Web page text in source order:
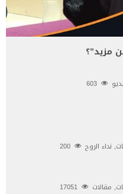
مزيد”؟
, نداء الروح
, مقالات